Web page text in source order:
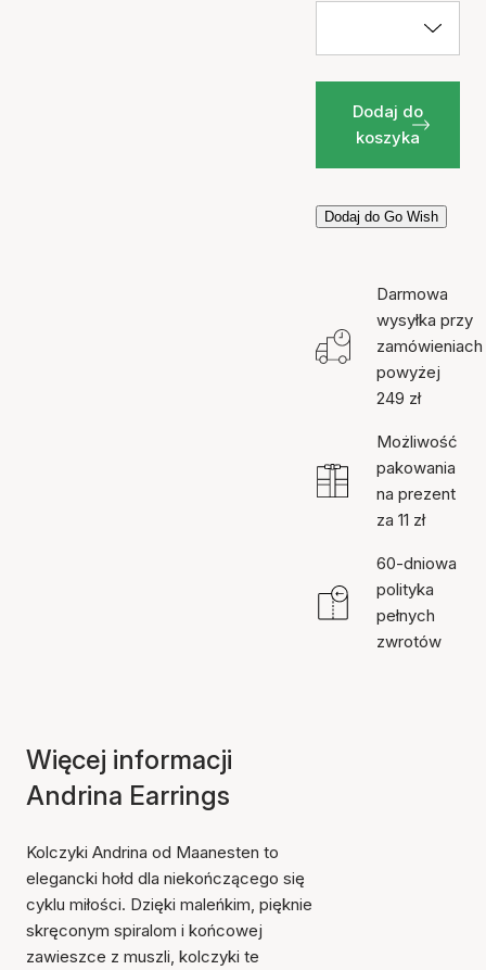
Dodaj do
koszyka
Dodaj do Go Wish
Darmowa
wysyłka przy
zamówieniach
powyżej
249 zł
Możliwość
pakowania
na prezent
za 11 zł
60-dniowa
polityka
pełnych
zwrotów
Więcej informacji
Andrina Earrings
Kolczyki Andrina od Maanesten to
elegancki hołd dla niekończącego się
cyklu miłości. Dzięki maleńkim, pięknie
skręconym spiralom i końcowej
zawieszce z muszli, kolczyki te